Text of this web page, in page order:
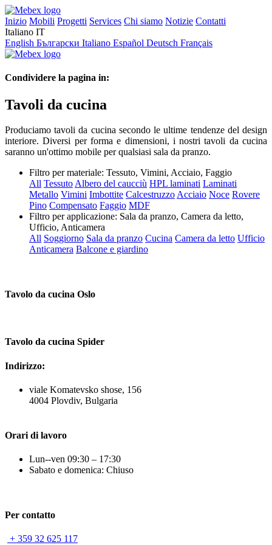
Inizio Mobili Progetti Services Chi siamo Notizie Contatti
Italiano IT
English Български Italiano Español Deutsch Français
Condividere la pagina in:
Tavoli da cucina
Produciamo tavoli da cucina secondo le ultime tendenze del design
interiore. Diversi per forma e dimensioni, i nostri tavoli da cucina
saranno un'ottimo mobile per qualsiasi sala da pranzo.
Filtro per materiale: Tessuto, Vimini, Acciaio, Faggio
All TessutoAlbero del caucciù HPL laminati Laminati
Metallo Vimini Imbottite CalcestruzzoAcciaio Noce Rovere
Pino Compensato Faggio MDF
Filtro per applicazione: Sala da pranzo, Camera da letto,
Ufficio, Anticamera
All Soggiorno Sala da pranzo Cucina Camera da letto Ufficio
Anticamera Balcone e giardino
Tavolo da cucina Oslo
Tavolo da cucina Spider
Indirizzo:
viale Komatevsko shose, 156
4004 Plovdiv, Bulgaria
Orari di lavoro
Lun--ven 09:30 – 17:30
Sabato e domenica: Chiuso
Per contatto
+ 359 32 625 117